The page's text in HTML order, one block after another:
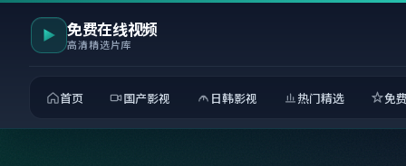
免费在线视频
高清精选片库
首页 国产影视 日韩影视 热门精选 免